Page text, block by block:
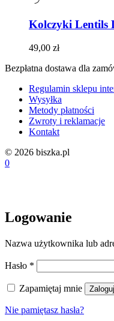
Kolczyki Lentils
49,00 zł
Bezpłatna dostawa dla
Regulamin sklepu
Wysyłka
Metody płatności
Zwroty i reklamacje
Kontakt
© 2026 biszka.pl
0
Logowanie
Nazwa użytkownika lub
Hasło *
Zapamiętaj mnie
Nie pamiętasz hasła?